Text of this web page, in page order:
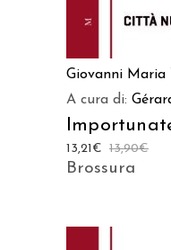
Giovanni Maria
A cura di:
13,90€
13,21 €
Brossura